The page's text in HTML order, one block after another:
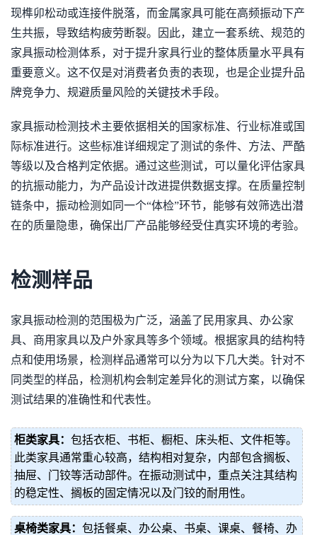
现榫卯松动或连接件脱落，而金属家具可能在高频振动下产
生共振，导致结构疲劳断裂。因此，建立一套系统、规范的
家具振动检测体系，对于提升家具行业的整体质量水平具有
重要意义。这不仅是对消费者负责的表现，也是企业提升品
牌竞争力、规避质量风险的关键技术手段。
家具振动检测技术主要依据相关的国家标准、行业标准或国
际标准进行。这些标准详细规定了测试的条件、方法、严酷
等级以及合格判定依据。通过这些测试，可以量化评估家具
的抗振动能力，为产品设计改进提供数据支撑。在质量控制
链条中，振动检测如同一个“体检”环节，能够有效筛选出潜
在的质量隐患，确保出厂产品能够经受住真实环境的考验。
检测样品
家具振动检测的范围极为广泛，涵盖了民用家具、办公家
具、商用家具以及户外家具等多个领域。根据家具的结构特
点和使用场景，检测样品通常可以分为以下几大类。针对不
同类型的样品，检测机构会制定差异化的测试方案，以确保
测试结果的准确性和代表性。
柜类家具： 包括衣柜、书柜、橱柜、床头柜、文件柜等。
此类家具通常重心较高，结构相对复杂，内部包含搁板、
抽屉、门铰等活动部件。在振动测试中，重点关注其结构
的稳定性、搁板的固定情况以及门铰的耐用性。
桌椅类家具： 包括餐桌、办公桌、书桌、课桌、餐椅、办